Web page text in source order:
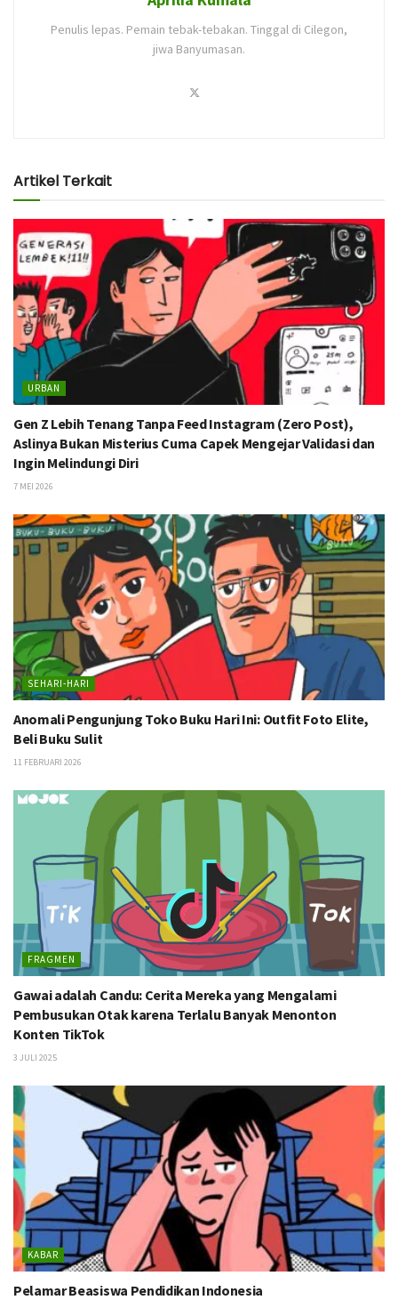
Penulis lepas. Pemain tebak-tebakan. Tinggal di Cilegon,
jiwa Banyumasan.
Artikel Terkait
URBAN
Gen Z Lebih Tenang Tanpa Feed Instagram (Zero Post),
Aslinya Bukan Misterius Cuma Capek Mengejar Validasi dan
Ingin Melindungi Diri
7 MEI 2026
SEHARI-HARI
Anomali Pengunjung Toko Buku Hari Ini: Outfit Foto Elite,
Beli Buku Sulit
11 FEBRUARI 2026
FRAGMEN
Gawai adalah Candu: Cerita Mereka yang Mengalami
Pembusukan Otak karena Terlalu Banyak Menonton
Konten TikTok
3 JULI 2025
KABAR
Pelamar Beasiswa Pendidikan Indonesia